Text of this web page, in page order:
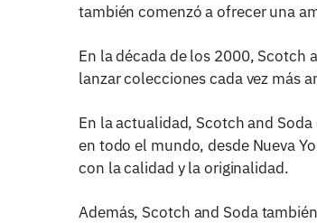
también comenzó a ofrecer una
En la década de los 2000, Scotch
lanzar colecciones cada vez más
En la actualidad, Scotch and
en todo el mundo, desde Nueva
con la calidad y la originalidad.
Además, Scotch and Soda